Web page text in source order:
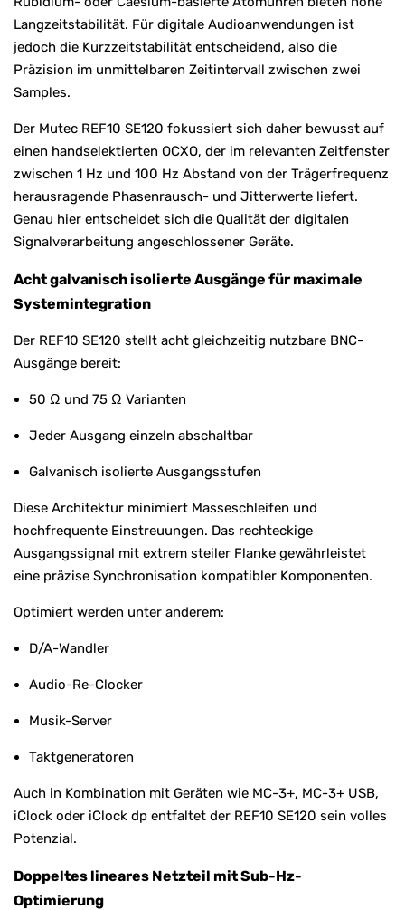
Langzeitstabilität. Für digitale Audioanwendungen ist
jedoch die Kurzzeitstabilität entscheidend, also die
Präzision im unmittelbaren Zeitintervall zwischen zwei
Samples.
Der Mutec REF10 SE120 fokussiert sich daher bewusst auf
einen handselektierten OCXO, der im relevanten Zeitfenster
zwischen 1 Hz und 100 Hz Abstand von der Trägerfrequenz
herausragende Phasenrausch- und Jitterwerte liefert.
Genau hier entscheidet sich die Qualität der digitalen
Signalverarbeitung angeschlossener Geräte.
Acht galvanisch isolierte Ausgänge für maximale
Systemintegration
Der REF10 SE120 stellt acht gleichzeitig nutzbare BNC-
Ausgänge bereit:
50 Ω und 75 Ω Varianten
Jeder Ausgang einzeln abschaltbar
Galvanisch isolierte Ausgangsstufen
Diese Architektur minimiert Masseschleifen und
hochfrequente Einstreuungen. Das rechteckige
Ausgangssignal mit extrem steiler Flanke gewährleistet
eine präzise Synchronisation kompatibler Komponenten.
Optimiert werden unter anderem:
D/A-Wandler
Audio-Re-Clocker
Musik-Server
Taktgeneratoren
Auch in Kombination mit Geräten wie MC-3+, MC-3+ USB,
iClock oder iClock dp entfaltet der REF10 SE120 sein volles
Potenzial.
Doppeltes lineares Netzteil mit Sub-Hz-
Optimierung